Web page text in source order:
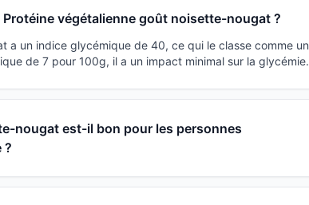
végétalienne goût noisette-nougat ?
a un indice glycémique de 40, ce qui le classe comme un
de 7 pour 100g, il a un impact minimal sur la glycémie.
nougat est-il bon pour les personnes
?